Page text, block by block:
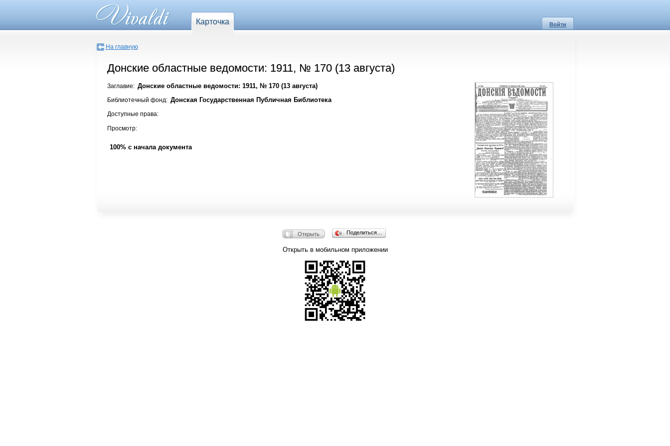
Карточка Войти
На главную
Донские областные ведомости: 1911, № 170 (13 августа)
Заглавие: Донские областные ведомости: 1911, № 170 (13 августа)
Библиотечный фонд: Донская Государственная Публичная Библиотека
Доступные права:
Просмотр:
100% с начала документа
Открыть Поделиться…
Открыть в мобильном приложении